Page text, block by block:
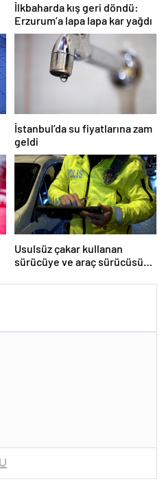
İlkbaharda kış geri döndü:
Erzurum’a lapa lapa kar yağdı
İstanbul’da su fiyatlarına zam
geldi
Usulsüz çakar kullanan
sürücüye ve araç sürücüsüne